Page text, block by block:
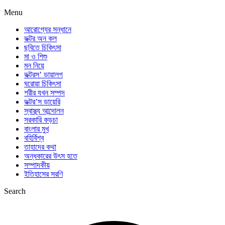
Menu
আরোগ্যের সন্ধানে
ডক্টর অন কল
ছবিতে চিকিৎসা
মা ও শিশু
মন নিয়ে
ডক্টরস’ ডায়ালগ
ঘরোয়া চিকিৎসা
শরীর যখন সম্পদ
ডক্টর’স ডায়েরি
স্বাস্থ্য আন্দোলন
সরকারি কড়চা
বাংলার মুখ
বহির্বিশ্ব
তাহাদের কথা
অন্ধকারের উৎস হতে
সম্পাদকীয়
ইতিহাসের সরণি
Search